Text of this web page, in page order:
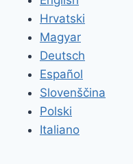
Hrvatski
Magyar
Deutsch
Español
Slovenščina
Polski
Italiano